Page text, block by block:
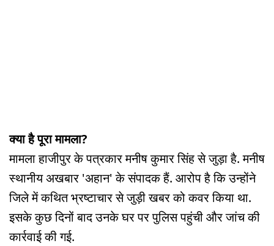
क्या है पूरा मामला?
मामला हाजीपुर के पत्रकार मनीष कुमार सिंह से जुड़ा है. मनीष
स्थानीय अखबार 'अहान' के संपादक हैं. आरोप है कि उन्होंने
जिले में कथित भ्रष्टाचार से जुड़ी खबर को कवर किया था.
इसके कुछ दिनों बाद उनके घर पर पुलिस पहुंची और जांच की
कार्रवाई की गई.